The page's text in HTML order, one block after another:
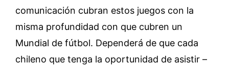
comunicación cubran estos juegos con la
misma profundidad con que cubren un
Mundial de fútbol. Dependerá de que cada
chileno que tenga la oportunidad de asistir –